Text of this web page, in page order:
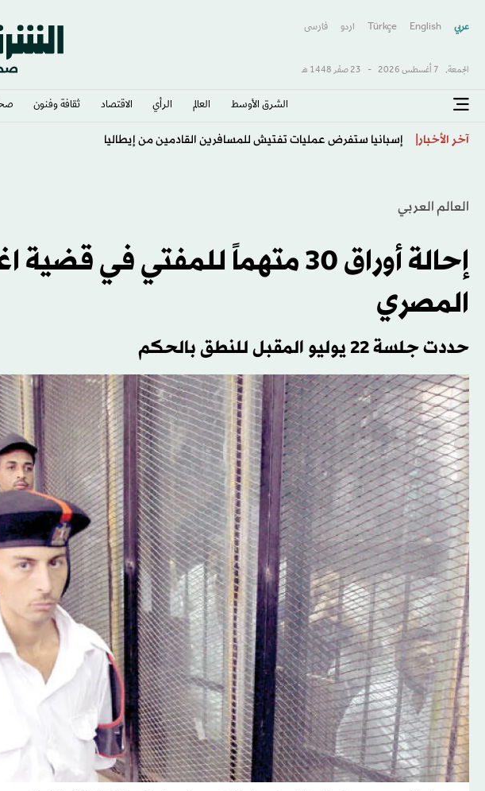
عربي English
Türkçe اردو فارسى
الجمعة, 7 أغسطس 2026 - 23 صفَر 1448 هـ
الشرق الأوسط​ العالم الرأي الاقتصاد ثقافة وفنون
آخر الأخبار «دورة تورونتو»: ريباكينا إلى ثمن النهائي
العالم العربي
إحالة أوراق 30 متهماً للمفتي في
المصري
حددت جلسة 22 يوليو المقبل للنطق بالحكم